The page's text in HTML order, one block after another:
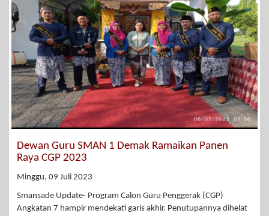
Dewan Guru SMAN 1 Demak Ramaikan Panen
Raya CGP 2023
Minggu, 09 Juli 2023
Smansade Update- Program Calon Guru Penggerak (CGP)
Angkatan 7 hampir mendekati garis akhir. Penutupannya dihelat